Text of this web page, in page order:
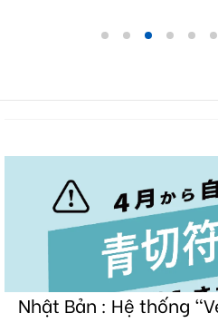
Nhật Bản : Hệ thống